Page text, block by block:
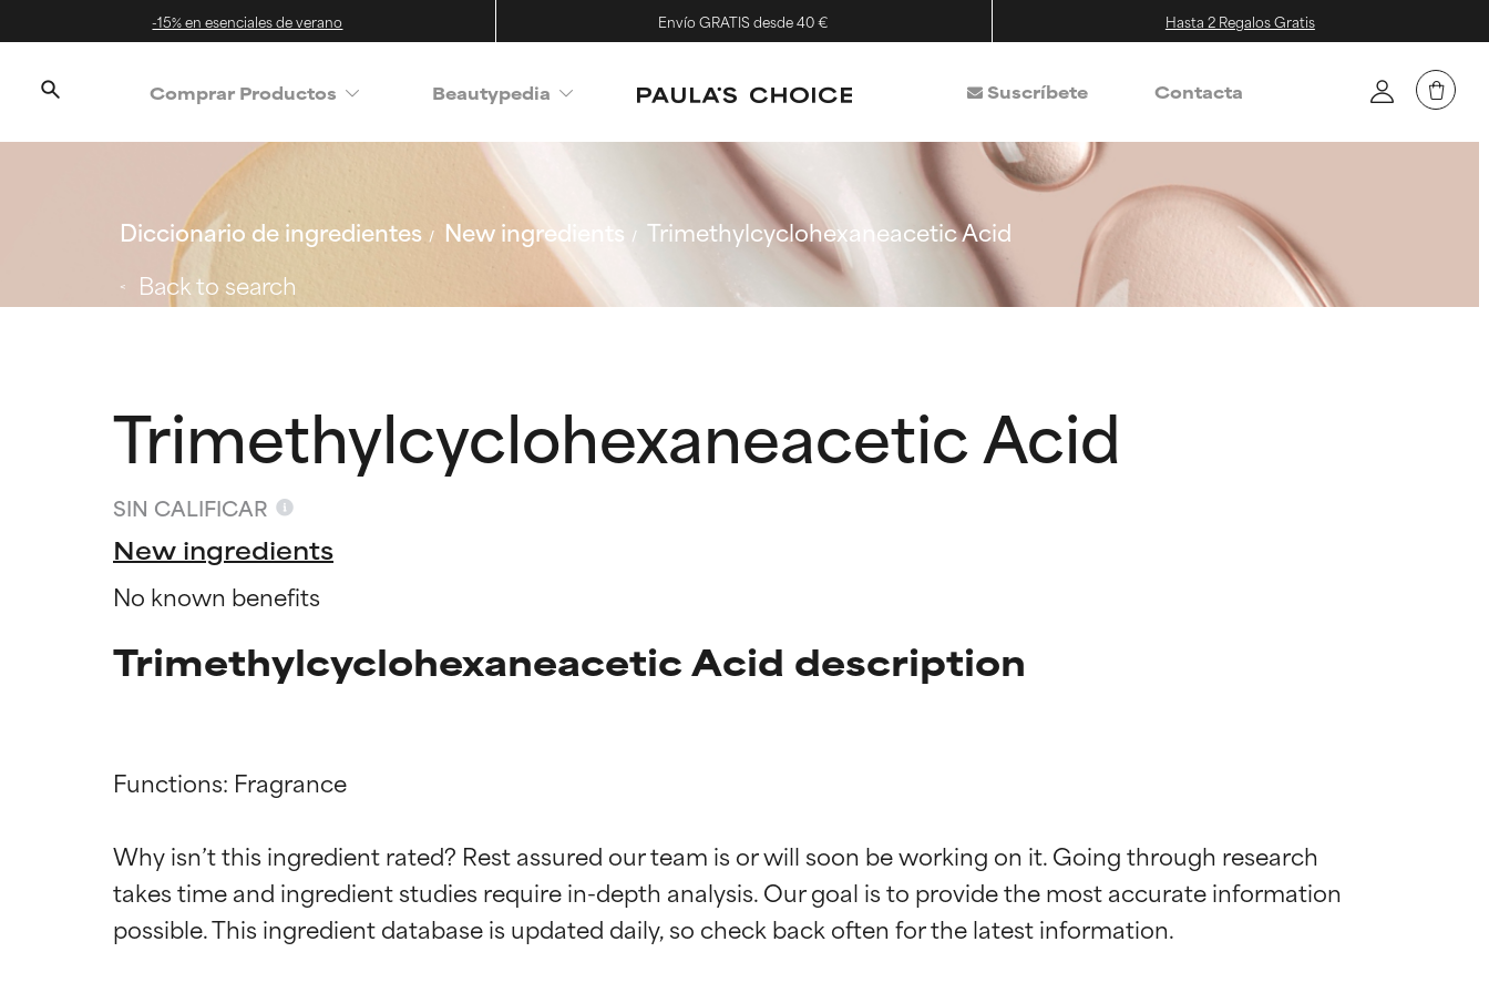
-15% en esenciales de verano Envío GRATIS desde 40 € Hasta 2 Regalos Gratis
Comprar Productos Beautypedia Suscríbete Contacta
Diccionario de ingredientes New ingredients
Trimethylcyclohexaneacetic Acid
Back to search
Trimethylcyclohexaneacetic Acid
SIN CALIFICAR
New ingredients
No known benefits
Trimethylcyclohexaneacetic Acid description
Functions: Fragrance
Why isn’t this ingredient rated? Rest assured our team is or will soon be working on it. Going through research
takes time and ingredient studies require in-depth analysis. Our goal is to provide the most accurate information
Calificaciones de ingredientes
EXCELENTE
Calificaciones de ingredientes
EXCELENTE